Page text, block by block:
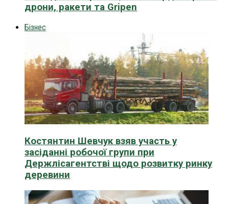
дрони, ракети та Gripen
Бізнес
Костянтин Шевчук взяв участь у
засіданні робочої групи при
Держлісагентстві щодо розвитку ринку
деревини